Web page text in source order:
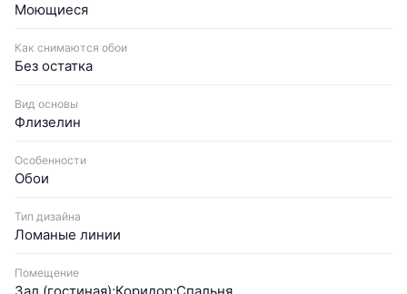
Моющиеся
Как снимаются обои
Без остатка
Вид основы
Флизелин
Особенности
Обои
Тип дизайна
Ломаные линии
Помещение